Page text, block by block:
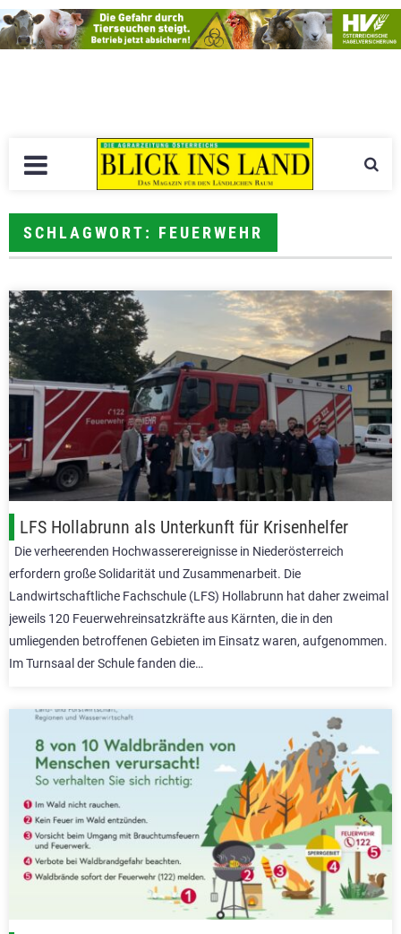
SCHLAGWORT: FEUERWEHR
LFS Hollabrunn als Unterkunft für Krisenhelfer
Die verheerenden Hochwasserereignisse in Niederösterreich
erfordern große Solidarität und Zusammenarbeit. Die
Landwirtschaftliche Fachschule (LFS) Hollabrunn hat daher zweimal
jeweils 120 Feuerwehreinsatzkräfte aus Kärnten, die in den
umliegenden betroffenen Gebieten im Einsatz waren, aufgenommen.
Im Turnsaal der Schule fanden die…